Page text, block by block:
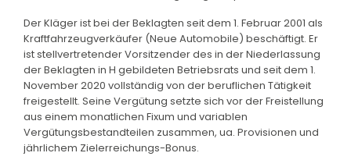
Der Kläger ist bei der Beklagten seit dem 1. Februar 2001 als
Kraftfahrzeugverkäufer (Neue Automobile) beschäftigt. Er
ist stellvertretender Vorsitzender des in der Niederlassung
der Beklagten in H gebildeten Betriebsrats und seit dem 1.
November 2020 vollständig von der beruflichen Tätigkeit
freigestellt. Seine Vergütung setzte sich vor der Freistellung
aus einem monatlichen Fixum und variablen
Vergütungsbestandteilen zusammen, ua. Provisionen und
jährlichem Zielerreichungs-Bonus.